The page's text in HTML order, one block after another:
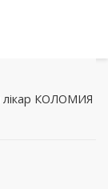
лікар КОЛОМИЯ